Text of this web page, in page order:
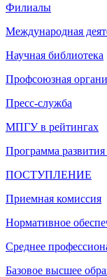
Филиалы
Международная
Научная библиотека
Профсоюзная
Пресс-служба
МПГУ в рейтингах
Программа
ПОСТУПЛЕНИЕ
Приемная комиссия
Нормативное
Среднее
Базовое высшее